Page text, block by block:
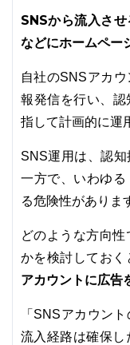
SNSから流入さ
などにホームペー
自社のSNSアカ
報発信を行い、認
指して計画的に運
SNS運用は、認
一方で、いわゆ
る危険性がありま
どのような方向
かを検討しておく
アカウントに広告
「SNSアカウン
流入経路は確保